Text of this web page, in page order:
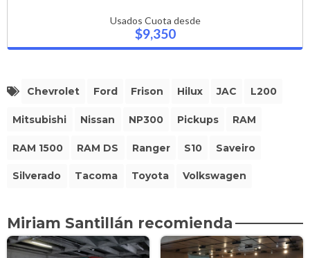
Usados Cuota desde
$9,350
Chevrolet Ford Frison Hilux JAC L200
Mitsubishi Nissan NP300 Pickups RAM
RAM 1500 RAM DS Ranger S10 Saveiro
Silverado Tacoma Toyota Volkswagen
Miriam Santillán recomienda